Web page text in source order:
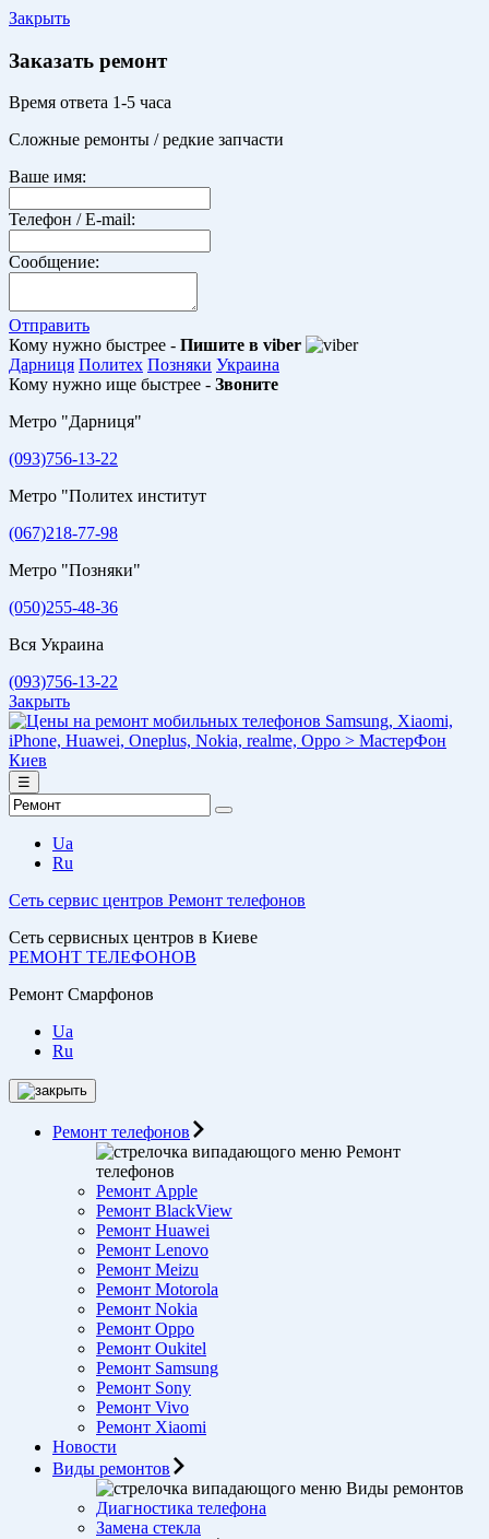
Закрыть
Заказать ремонт
Время ответа 1-5 часа
Сложные ремонты / редкие запчасти
Ваше имя:
Телефон / E-mail:
Сообщение:
Отправить
Кому нужно быстрее - Пишите в viber
Дарниця Политех Позняки Украина
Кому нужно ище быстрее - Звоните
Метро "Дарниця"
(093)756-13-22
Метро "Политех институт
(067)218-77-98
Метро "Позняки"
(050)255-48-36
Вся Украина
(093)756-13-22
Закрыть
☰
Ua
Ru
Сеть сервис центров Ремонт телефонов
Сеть сервисных центров в Киеве
РЕМОНТ ТЕЛЕФОНОВ
Ремонт Смарфонов
Ua
Ru
Ремонт телефонов
Ремонт
телефонов
Ремонт Apple
Ремонт BlackView
Ремонт Huawei
Ремонт Lenovo
Ремонт Meizu
Ремонт Motorоla
Ремонт Nokia
Ремонт Oppo
Ремонт Oukitel
Ремонт Samsung
Ремонт Sony
Ремонт Vivo
Ремонт Xiaomi
Новости
Виды ремонтов
Виды ремонтов
Диагностика телефона
Замена стекла